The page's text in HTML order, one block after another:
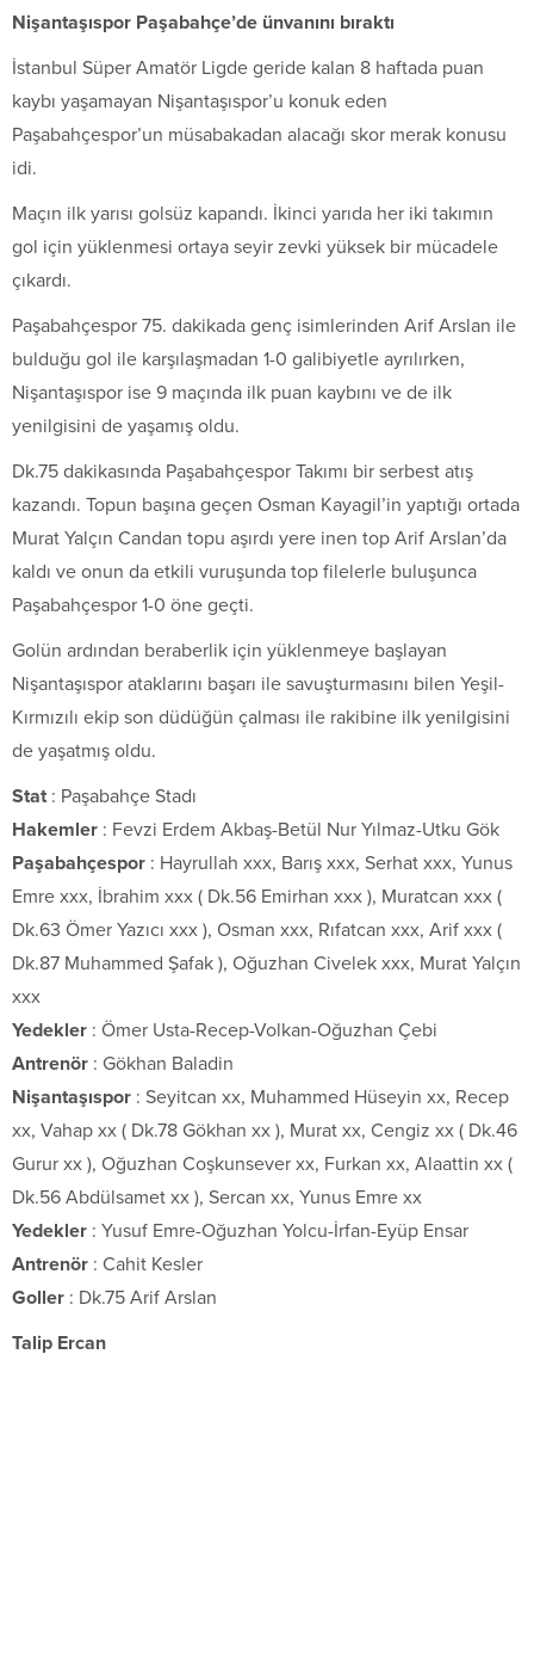
Nişantaşıspor Paşabahçe’de ünvanını bıraktı
İstanbul Süper Amatör Ligde geride kalan 8 haftada puan
kaybı yaşamayan Nişantaşıspor’u konuk eden
Paşabahçespor’un müsabakadan alacağı skor merak konusu
idi.
Maçın ilk yarısı golsüz kapandı. İkinci yarıda her iki takımın
gol için yüklenmesi ortaya seyir zevki yüksek bir mücadele
çıkardı.
Paşabahçespor 75. dakikada genç isimlerinden Arif Arslan ile
bulduğu gol ile karşılaşmadan 1-0 galibiyetle ayrılırken,
Nişantaşıspor ise 9 maçında ilk puan kaybını ve de ilk
yenilgisini de yaşamış oldu.
Dk.75 dakikasında Paşabahçespor Takımı bir serbest atış
kazandı. Topun başına geçen Osman Kayagil’in yaptığı ortada
Murat Yalçın Candan topu aşırdı yere inen top Arif Arslan’da
kaldı ve onun da etkili vuruşunda top filelerle buluşunca
Paşabahçespor 1-0 öne geçti.
Golün ardından beraberlik için yüklenmeye başlayan
Nişantaşıspor ataklarını başarı ile savuşturmasını bilen Yeşil-
Kırmızılı ekip son düdüğün çalması ile rakibine ilk yenilgisini
de yaşatmış oldu.
Stat : Paşabahçe Stadı
Hakemler : Fevzi Erdem Akbaş-Betül Nur Yılmaz-Utku Gök
Paşabahçespor : Hayrullah xxx, Barış xxx, Serhat xxx, Yunus
Emre xxx, İbrahim xxx ( Dk.56 Emirhan xxx ), Muratcan xxx (
Dk.63 Ömer Yazıcı xxx ), Osman xxx, Rıfatcan xxx, Arif xxx (
Dk.87 Muhammed Şafak ), Oğuzhan Civelek xxx, Murat Yalçın
xxx
Yedekler : Ömer Usta-Recep-Volkan-Oğuzhan Çebi
Antrenör : Gökhan Baladin
Nişantaşıspor : Seyitcan xx, Muhammed Hüseyin xx, Recep
xx, Vahap xx ( Dk.78 Gökhan xx ), Murat xx, Cengiz xx ( Dk.46
Gurur xx ), Oğuzhan Coşkunsever xx, Furkan xx, Alaattin xx (
Dk.56 Abdülsamet xx ), Sercan xx, Yunus Emre xx
Yedekler : Yusuf Emre-Oğuzhan Yolcu-İrfan-Eyüp Ensar
Antrenör : Cahit Kesler
Goller : Dk.75 Arif Arslan
Talip Ercan